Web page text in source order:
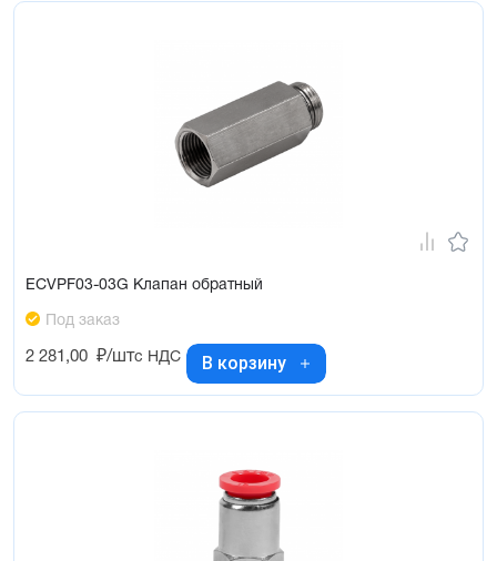
ECVPF03-03G Клапан обратный
Под заказ
2 281,00 ₽/штс НДС В корзину